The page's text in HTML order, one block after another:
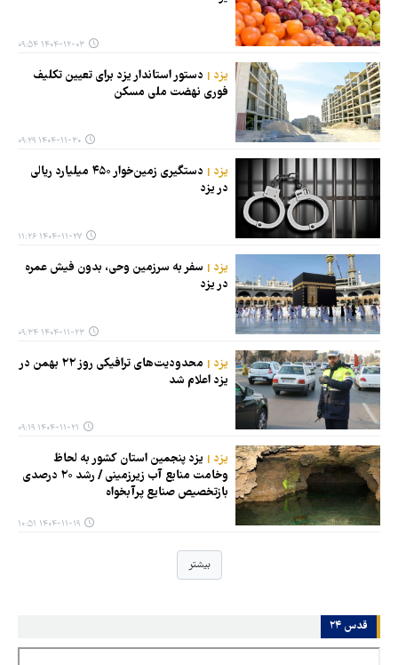
۱۴۰۴-۱۲-۰۳ ۰۹:۵۴
یزد
دستور استاندار یزد برای تعیین تکلیف
فوری نهضت ملی مسکن
۱۴۰۴-۱۱-۳۰ ۰۹:۲۹
یزد
دستگیری زمین‌خوار ۴۵۰ میلیارد ریالی
در یزد
۱۴۰۴-۱۱-۲۷ ۱۱:۲۶
یزد
سفر به سرزمین وحی، بدون فیش عمره
در یزد
۱۴۰۴-۱۱-۲۳ ۰۹:۳۴
یزد
محدودیت‌های ترافیکی روز ۲۲ بهمن در
یزد اعلام شد
۱۴۰۴-۱۱-۲۱ ۰۹:۱۹
یزد
یزد پنجمین استان کشور به لحاظ
وخامت منابع آب زیرزمینی / رشد ۲۰ درصدی
بازتخصیص صنایع پرآبخواه
۱۴۰۴-۱۱-۱۹ ۱۰:۵۱
بیشتر
قدس ۲۴